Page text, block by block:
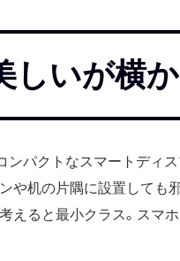
しいが横
ンパクトなスマートディ
や机の片隅に設置しても
えると最小クラス。スマ